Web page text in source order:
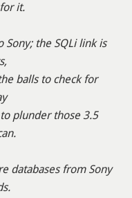
it.
Sony; the SQLi link is
balls to check for
plunder those 3.5
databases from Sony